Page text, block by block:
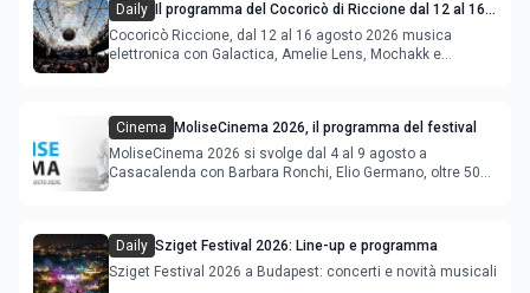
Daily
Il programma del Cocoricò di Riccione dal 12 al 16
agosto 2026
Cocoricò Riccione, dal 12 al 16 agosto 2026 musica
elettronica con Galactica, Amelie Lens, Mochakk e
Cinema
MoliseCinema 2026, il programma del festival
MoliseCinema 2026 si svolge dal 4 al 9 agosto a
Casacalenda con Barbara Ronchi, Elio Germano, oltre 50
Daily Sziget Festival 2026: Line-up e programma
Sziget Festival 2026 a Budapest: concerti e novità musicali